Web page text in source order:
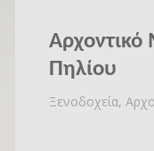
Πηλίου
Ξενοδοχεία,